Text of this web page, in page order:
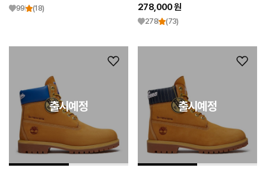
99 (18)
278,000 원
278 (73)
출시예정 출시예정
위
추
가
출시예정
위
추
가